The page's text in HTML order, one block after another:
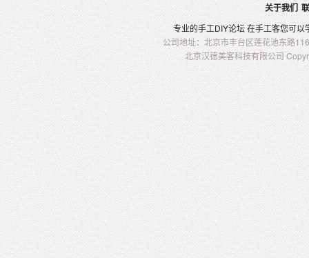
关于我们
专业的手工DIY论坛 在手工客您可以
公司地址：北京市丰台区莲花池东路
北京汉德美客科技有限公司